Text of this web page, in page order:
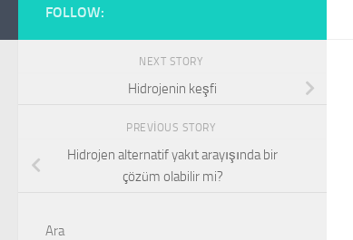
FOLLOW:
NEXT STORY
Hidrojenin keşfi
PREVIOUS STORY
Hidrojen alternatif yakıt arayışında bir
çözüm olabilir mi?
Ara